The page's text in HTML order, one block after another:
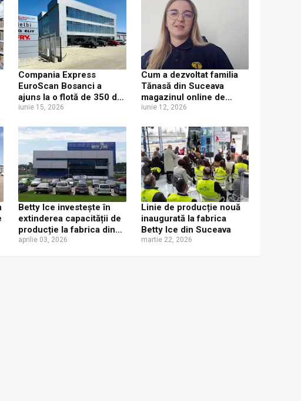
Compania Express
EuroScan Bosanci a
ajuns la o flotă de 350 de
camioane
iunie 15, 2026
Cum a dezvoltat familia
Tănasă din Suceava
magazinul online de
mirodenii Tanola
iunie 12, 2026
Betty Ice investește în
extinderea capacității de
producție la fabrica din
Suceava | VIDEO
aprilie 03, 2026
Linie de producție nouă
inaugurată la fabrica
Betty Ice din Suceava
martie 22, 2026